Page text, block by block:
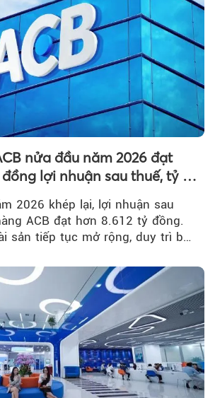
nửa đầu năm 2026 đạt
lợi nhuận sau thuế, tỷ lệ
ngành
2026 khép lại, lợi nhuận sau
ACB đạt hơn 8.612 tỷ đồng.
sản tiếp tục mở rộng, duy trì bộ